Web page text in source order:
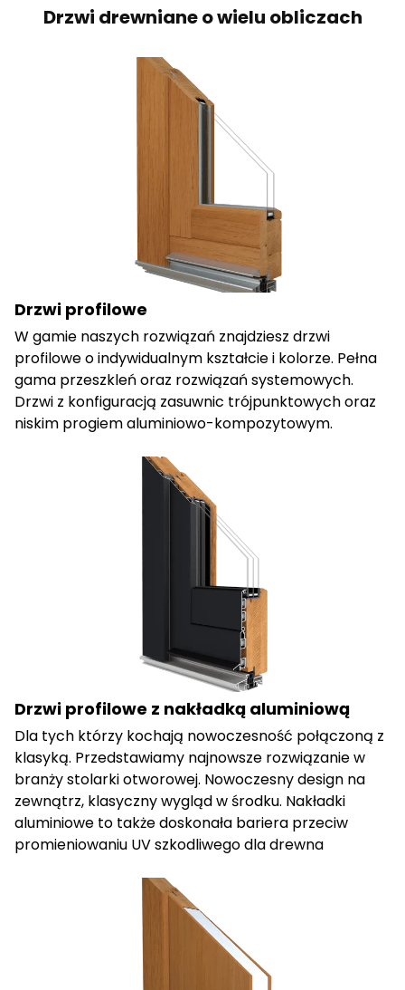
Drzwi drewniane o wielu obliczach
Drzwi profilowe
W gamie naszych rozwiązań znajdziesz drzwi
profilowe o indywidualnym kształcie i kolorze. Pełna
gama przeszkleń oraz rozwiązań systemowych.
Drzwi z konfiguracją zasuwnic trójpunktowych oraz
niskim progiem aluminiowo-kompozytowym.
Drzwi profilowe z nakładką aluminiową
Dla tych którzy kochają nowoczesność połączoną z
klasyką. Przedstawiamy najnowsze rozwiązanie w
branży stolarki otworowej. Nowoczesny design na
zewnątrz, klasyczny wygląd w środku. Nakładki
aluminiowe to także doskonała bariera przeciw
promieniowaniu UV szkodliwego dla drewna